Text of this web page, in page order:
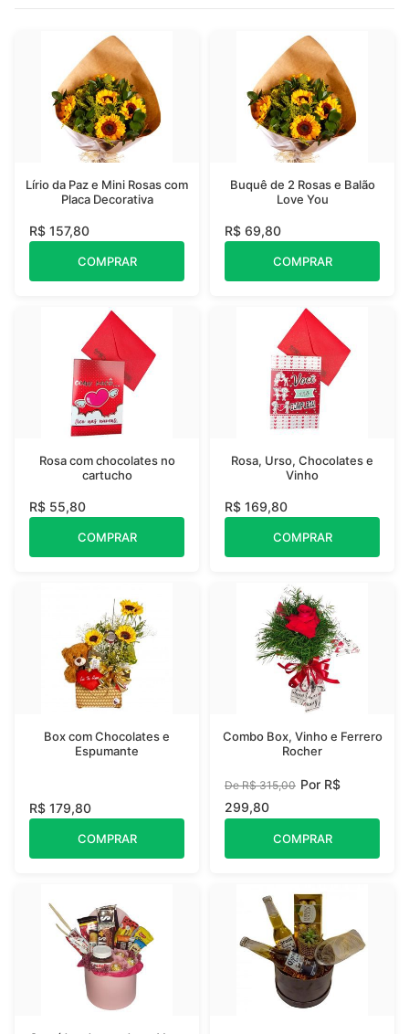
Lírio da Paz e Mini Rosas com
Placa Decorativa
R$ 157,80
COMPRAR
Buquê de 2 Rosas e Balão
Love You
R$ 69,80
COMPRAR
Rosa com chocolates no
cartucho
R$ 55,80
COMPRAR
Rosa, Urso, Chocolates e
Vinho
R$ 169,80
COMPRAR
Box com Chocolates e
Espumante
R$ 179,80
COMPRAR
Combo Box, Vinho e Ferrero
Rocher
De R$ 315,00 Por R$
299,80
COMPRAR